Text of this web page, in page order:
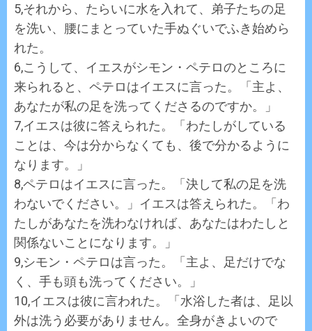
5,それから、たらいに水を入れて、弟子たちの足
を洗い、腰にまとっていた手ぬぐいでふき始めら
れた。
6,こうして、イエスがシモン・ペテロのところに
来られると、ペテロはイエスに言った。「主よ、
あなたが私の足を洗ってくださるのですか。」
7,イエスは彼に答えられた。「わたしがしている
ことは、今は分からなくても、後で分かるように
なります。」
8,ペテロはイエスに言った。「決して私の足を洗
わないでください。」イエスは答えられた。「わ
たしがあなたを洗わなければ、あなたはわたしと
関係ないことになります。」
9,シモン・ペテロは言った。「主よ、足だけでな
く、手も頭も洗ってください。」
10,イエスは彼に言われた。「水浴した者は、足以
外は洗う必要がありません。全身がきよいので